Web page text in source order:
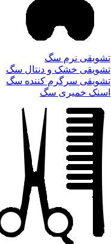
تشویقی نرم سگ
تشویقی خشک و دنتال سگ
تشویقی سرگرم کننده سگ
اسنک خمیری سگ